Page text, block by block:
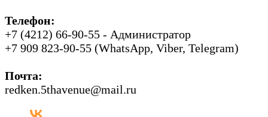
Телефон:
+7 (4212) 66-90-55 - Администратор
+7 909 823-90-55 (WhatsApp, Viber, Telegram)
Почта:
redken.5thavenue@mail.ru